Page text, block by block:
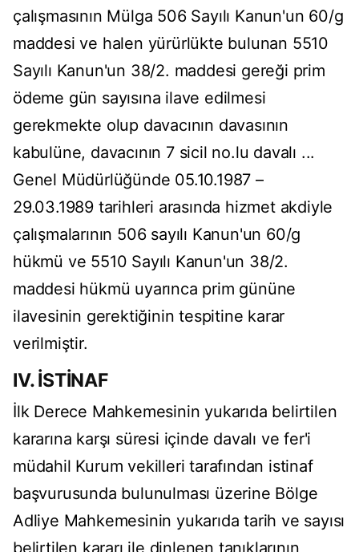
çalışmasının Mülga 506 Sayılı Kanun'un 60/g
maddesi ve halen yürürlükte bulunan 5510
Sayılı Kanun'un 38/2. maddesi gereği prim
ödeme gün sayısına ilave edilmesi
gerekmekte olup davacının davasının
kabulüne, davacının 7 sicil no.lu davalı ...
Genel Müdürlüğünde 05.10.1987 –
29.03.1989 tarihleri arasında hizmet akdiyle
çalışmalarının 506 sayılı Kanun'un 60/g
hükmü ve 5510 Sayılı Kanun'un 38/2.
maddesi hükmü uyarınca prim gününe
ilavesinin gerektiğinin tespitine karar
verilmiştir.
IV. İSTİNAF
İlk Derece Mahkemesinin yukarıda belirtilen
kararına karşı süresi içinde davalı ve fer'i
müdahil Kurum vekilleri tarafından istinaf
başvurusunda bulunulması üzerine Bölge
Adliye Mahkemesinin yukarıda tarih ve sayısı